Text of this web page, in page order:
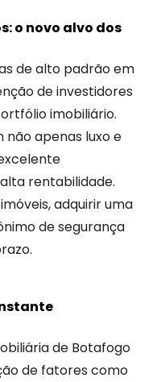
o novo alvo dos
de alto padrão em
de investidores
imobiliário.
não apenas luxo e
rentabilidade.
adquirir uma
de segurança
de Botafogo
de fatores como